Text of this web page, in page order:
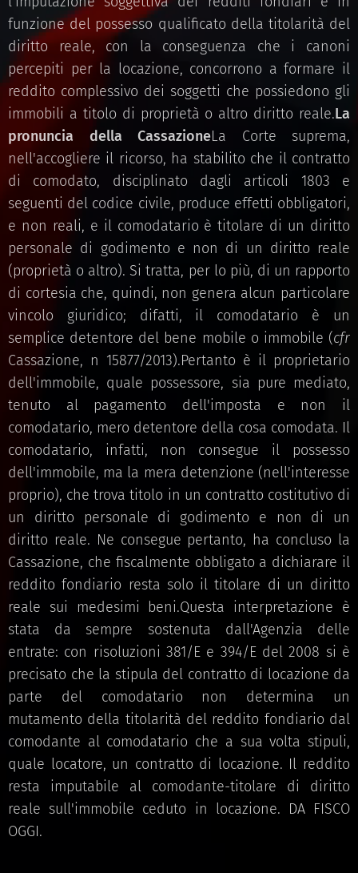
funzione del possesso qualificato della titolarità del
diritto reale, con la conseguenza che i canoni
percepiti per la locazione, concorrono a formare il
reddito complessivo dei soggetti che possiedono gli
immobili a titolo di proprietà o altro diritto reale.La
pronuncia della CassazioneLa Corte suprema,
nell'accogliere il ricorso, ha stabilito che il contratto
di comodato, disciplinato dagli articoli 1803 e
seguenti del codice civile, produce effetti obbligatori,
e non reali, e il comodatario è titolare di un diritto
personale di godimento e non di un diritto reale
(proprietà o altro). Si tratta, per lo più, di un rapporto
di cortesia che, quindi, non genera alcun particolare
vincolo giuridico; difatti, il comodatario è un
semplice detentore del bene mobile o immobile (cfr
Cassazione, n 15877/2013).Pertanto è il proprietario
dell'immobile, quale possessore, sia pure mediato,
tenuto al pagamento dell'imposta e non il
comodatario, mero detentore della cosa comodata. Il
comodatario, infatti, non consegue il possesso
dell'immobile, ma la mera detenzione (nell'interesse
proprio), che trova titolo in un contratto costitutivo di
un diritto personale di godimento e non di un
diritto reale. Ne consegue pertanto, ha concluso la
Cassazione, che fiscalmente obbligato a dichiarare il
reddito fondiario resta solo il titolare di un diritto
reale sui medesimi beni.Questa interpretazione è
stata da sempre sostenuta dall'Agenzia delle
entrate: con risoluzioni 381/E e 394/E del 2008 si è
precisato che la stipula del contratto di locazione da
parte del comodatario non determina un
mutamento della titolarità del reddito fondiario dal
comodante al comodatario che a sua volta stipuli,
quale locatore, un contratto di locazione. Il reddito
resta imputabile al comodante-titolare di diritto
reale sull'immobile ceduto in locazione. DA FISCO
OGGI.